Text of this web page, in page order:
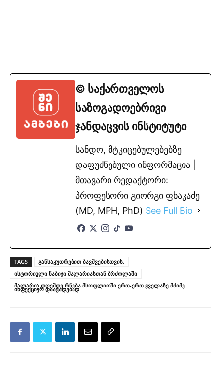
© საქართველოს
საზოგადოებრივი
ჯანდაცვის ინსტიტუტი
სანდო, მტკიცებულებებზე
დაფუძნებული ინფორმაცია |
მთავარი რედაქტორი:
პროფესორი გიორგი ფხაკაძე
(MD, MPH, PhD) See Full Bio
TAGS
განსაკუთრებით ბავშვებისთვის.
ისტორიული ნაბიჯი მალარიასთან ბრძოლაში
მალარია დღემდე რჩება მსოფლიოში ერთ-ერთ ყველაზე მძიმე
ინფექციურ დაავადებად